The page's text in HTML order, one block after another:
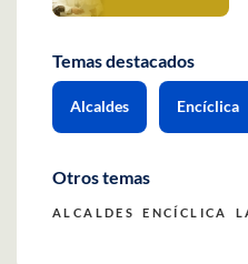
Temas destacados
Alcaldes Encíclica
Otros temas
ALCALDES ENCÍCLICA